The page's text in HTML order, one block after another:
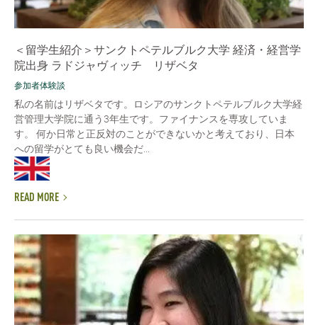
＜留学生紹介＞サンクトペテルブルク大学 経済・経営学
院出身 ラドジャヴィッチ リザベタ
参加者体験談
私の名前はリザベタです。ロシアのサンクトペテルブルク大学経
営管理大学院に通う3年生です。ファイナンスを専攻していま
す。 何か日常と正反対のことができないかと考えており、日本
への留学がとても良い機会だ...
READ MORE